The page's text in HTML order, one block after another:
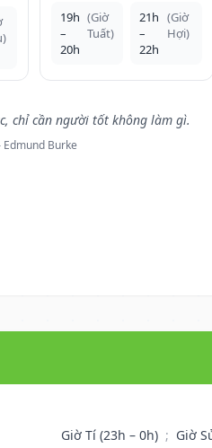
19h
–
20h
(Giờ
Tuất)
21h
–
22h
(Giờ
Hợi)
chỉ cần người tốt không làm gì.
Burke
Giờ Tí (23h – 0h) ; Giờ